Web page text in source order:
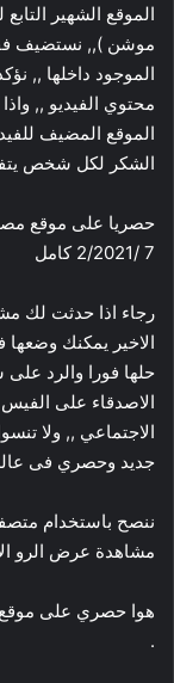
الموقع الشهير
موشن ),, نستضيف
الموجود داخلها ,,
محتوي الفيديو ,,
الموقع المضيف
الشكر لكل شخص
7 /2/2021 كامل
رجاء اذا حدثت لك
الاخير يمكنك
حلها فورا والرد
الاصدقاء على
الاجتماعي ,, ولا
جديد وحصري فى
ننصح باستخدام
مشاهدة عرض الرو
هوا حصري على موقع
.